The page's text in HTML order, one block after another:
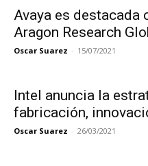
Avaya es destacada
Aragon Research
Oscar Suarez - 15/07/2021
Intel anuncia la
fabricación,
Oscar Suarez - 26/03/2021